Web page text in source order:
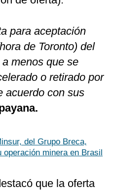
para aceptación
de Toronto) del
menos que se
o retirado por
acuerdo con sus
del Grupo Breca,
minera en Brasil
que la oferta